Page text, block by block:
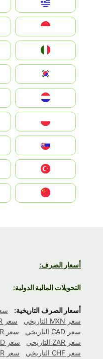
أسعار الصرف:
التحويلات المالية الدولية:
أسعار الصرف التاريخية: سعر AUD التاريخي
سعر MXN التاريخي
سعر EUR التاريخي
سعر CAD التاريخي
سعر INR التاريخي
سعر ZAR التاريخي
سعر SGD التاريخي
سعر CHF التاريخي
سعر IDR التاريخي